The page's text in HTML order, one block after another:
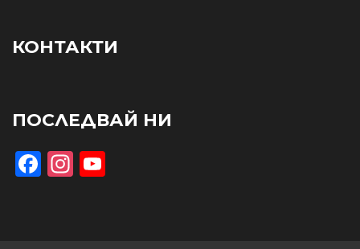
КОНТАКТИ
ПОСЛЕДВАЙ НИ
Facebook
Instagram